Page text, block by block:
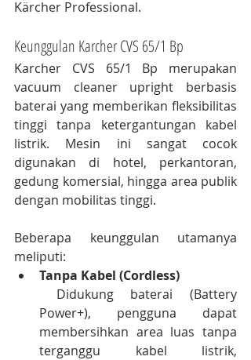
Kärcher Professional.
Keunggulan Karcher CVS 65/1 Bp
Karcher CVS 65/1 Bp merupakan
vacuum cleaner upright berbasis
baterai yang memberikan fleksibilitas
tinggi tanpa ketergantungan kabel
listrik. Mesin ini sangat cocok
digunakan di hotel, perkantoran,
gedung komersial, hingga area publik
dengan mobilitas tinggi.
Beberapa keunggulan utamanya
meliputi:
Tanpa Kabel (Cordless)
Power+), pengguna dapat
membersihkan area luas tanpa
terganggu kabel listrik,